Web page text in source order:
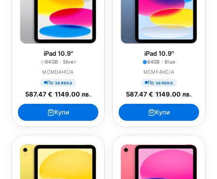
iPad 10.9"
64GB · Silver
MCMD4HC/A
По заявка
587.47 €/1149.00 лв.
Купи
iPad 10.9"
64GB · Blue
MCMF4HC/A
По заявка
587.47 €/1149.00 лв.
Купи